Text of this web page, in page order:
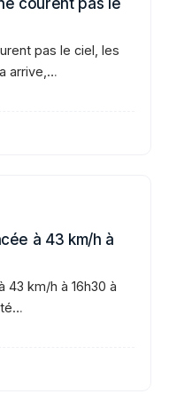
pas le ciel, les
arrive,…
à 43 km/h à
43 km/h à 16h30 à